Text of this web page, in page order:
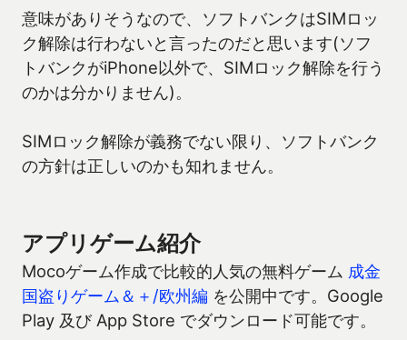
意味がありそうなので、ソフトバンクはSIMロッ
ク解除は行わないと言ったのだと思います(ソフ
トバンクがiPhone以外で、SIMロック解除を行う
のかは分かりません)。
SIMロック解除が義務でない限り、ソフトバンク
の方針は正しいのかも知れません。
アプリゲーム紹介
Mocoゲーム作成で比較的人気の無料ゲーム 成金
国盗りゲーム＆＋/欧州編 を公開中です。Google
Play 及び App Store でダウンロード可能です。